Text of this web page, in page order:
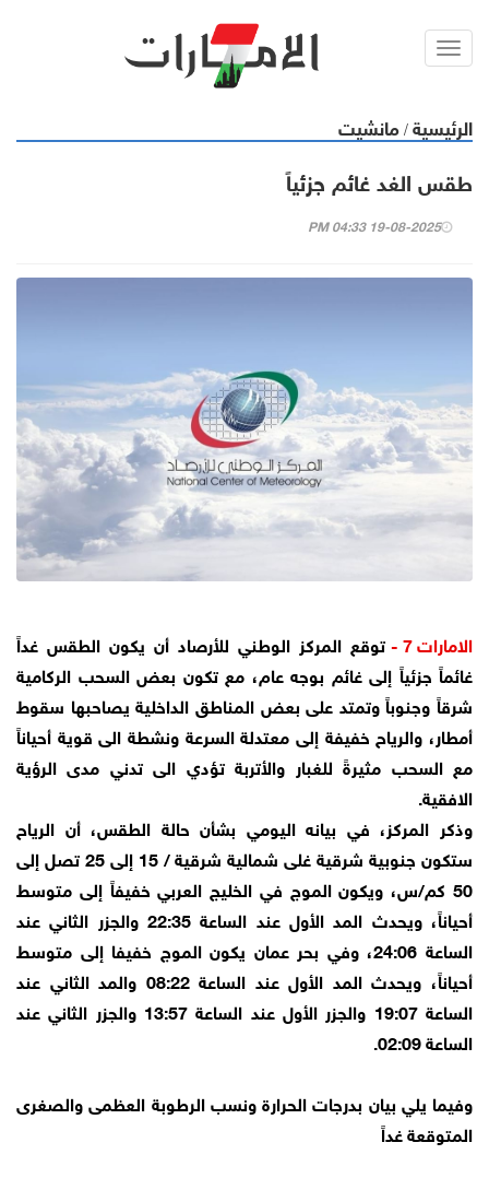
Toggl
الرئيسية / مانشيت
طقس الغد غائم جزئياً
19-08-2025 04:33 PM
الامارات 7 -
توقع المركز الوطني للأرصاد أن يكون الطقس غداً
غائماً جزئياً إلى غائم بوجه عام، مع تكون بعض السحب الركامية
شرقاً وجنوباً وتمتد على بعض المناطق الداخلية يصاحبها سقوط
أمطار، والرياح خفيفة إلى معتدلة السرعة ونشطة الى قوية أحياناً
مع السحب مثيرةً للغبار والأتربة تؤدي الى تدني مدى الرؤية
الافقية.
وذكر المركز، في بيانه اليومي بشأن حالة الطقس، أن الرياح
ستكون جنوبية شرقية غلى شمالية شرقية / 15 إلى 25 تصل إلى
50 كم/س، ويكون الموج في الخليج العربي خفيفاً إلى متوسط
أحياناً، ويحدث المد الأول عند الساعة 22:35 والجزر الثاني عند
الساعة 24:06، وفي بحر عمان يكون الموج خفيفا إلى متوسط
أحياناً، ويحدث المد الأول عند الساعة 08:22 والمد الثاني عند
الساعة 19:07 والجزر الأول عند الساعة 13:57 والجزر الثاني عند
الساعة 02:09.
وفيما يلي بيان بدرجات الحرارة ونسب الرطوبة العظمى والصغرى
المتوقعة غداً